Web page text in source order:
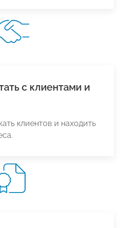
с клиентами и
клиентов и находить